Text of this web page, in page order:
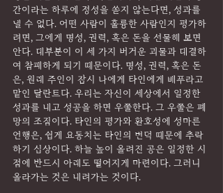
간이라는 하루에 정성을 쏟지 않는다면, 성과를
낼 수 없다. 어떤 사람이 훌륭한 사람인지 평가하
려면, 그에게 명성, 권력, 혹은 돈을 선물해 보면
안다. 대부분이 이 세 가지 버거운 괴물과 대결하
여 참패하게 되기 때문이다. 명성, 권력, 혹은 돈
은, 원래 주인이 잠시 나에게 타인에게 배푸라고
맡인 달란트다. 우리는 자신이 세상에서 일정한
성과를 내고 성공을 하면 우쭐한다. 그 우쭐은 폐
망의 조짐이다. 타인의 평가와 환호성에 성마른
언행은, 쉽게 요동치는 타인의 변덕 때문에 추락
하기 십상이다. 하늘 높이 올려진 공은 일정한 시
점에 반드시 아래도 떨어지게 마련이다. 그러니
올라가는 것은 내려가는 것이다.